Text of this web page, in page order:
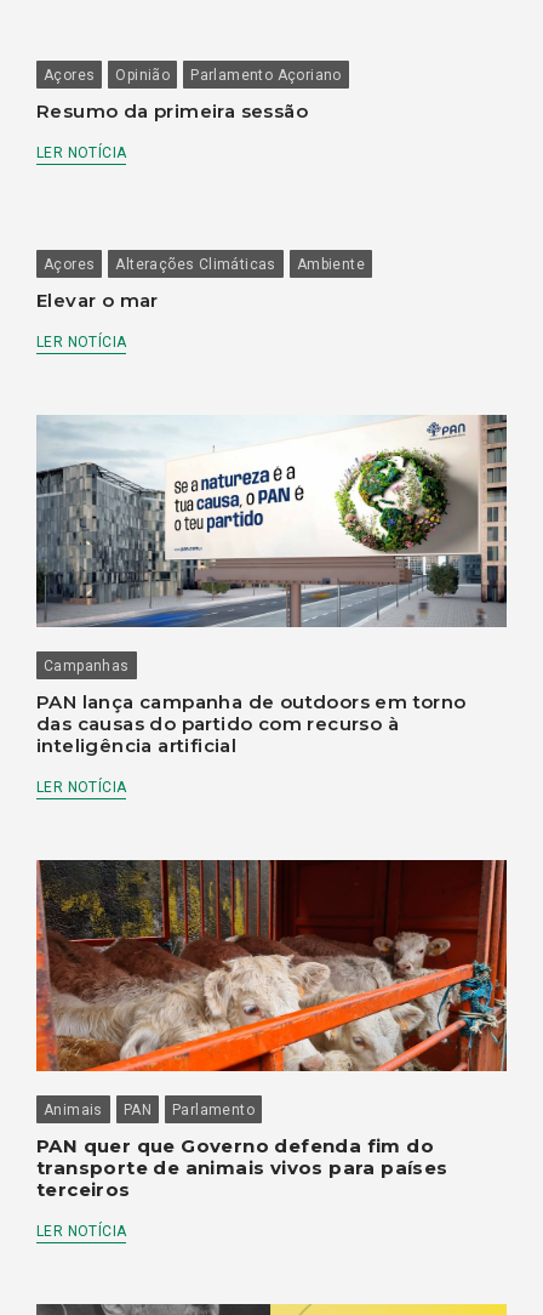
Açores Opinião Parlamento Açoriano
Resumo da primeira sessão
LER NOTÍCIA
Açores Alterações Climáticas Ambiente
Elevar o mar
LER NOTÍCIA
Campanhas
PAN lança campanha de outdoors em torno
das causas do partido com recurso à
inteligência artificial
LER NOTÍCIA
Animais PAN Parlamento
PAN quer que Governo defenda fim do
transporte de animais vivos para países
terceiros
LER NOTÍCIA